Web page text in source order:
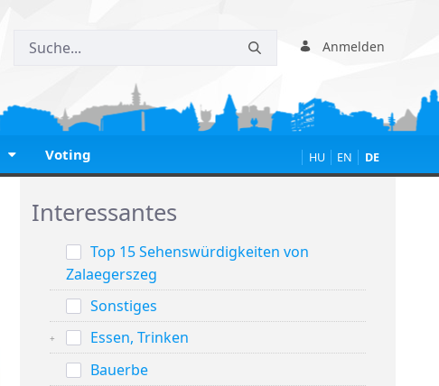
Anmelden
Voting HU EN DE
Interessantes
Top 15 Sehenswürdigkeiten von
Zalaegerszeg
Sonstiges
Essen, Trinken
Bauerbe